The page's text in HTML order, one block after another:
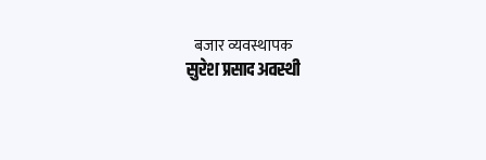
बजार व्यवस्थापक
सुरेश प्रसाद अवस्थी